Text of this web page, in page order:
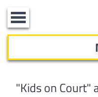
Toggle
navigation
"Kids on Court"